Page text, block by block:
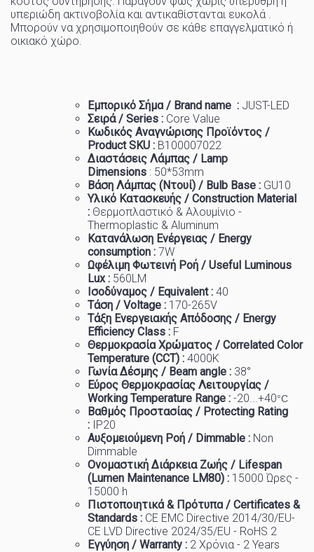
υπεριώδη ακτινοβολία και αντικαθίστανται ευκολά .
Μπορούν να χρησιμοποιηθούν σε κάθε επαγγελματικό ή
οικιακό χώρo.
Εμπορικό Σήμα / Brand name : JUST-LED
Σειρά / Series : Core Value
Κωδικός Αναγνώρισης Προϊόντος /
Product SKU : B100007022
Διαστάσεις Λάμπας / Lamp
Dimensions : 50*53mm
Βάση Λάμπας (Ντουί) / Bulb Base : GU10
Υλικό Κατασκευής / Construction Material
: Θερμοπλαστικό & Αλουμίνιο -
Thermoplastic & Aluminum
Κατανάλωση Ενέργειας / Energy
consumption : 7W
Ωφέλιμη Φωτεινή Ροή / Useful Luminous
Lux : 560LM
Ισοδύναμος / Equivalent : 40
Τάση / Voltage : 170-265V
Τάξη Ενεργειακής Απόδοσης / Energy
Efficiency Class : F
Θερμοκρασία Χρώματος / Correlated Color
Temperature (CCT) : 4000K
Γωνία Δέσμης / Beam angle : 38°
Εύρος Θερμοκρασίας Λειτουργίας /
Working Temperature Range : -20...+40°C
Βαθμός Προστασίας / Protecting Rating
: IP20
Αυξομειούμενη Ροή / Dimmable : Non
Dimmable
Ονομαστική Διάρκεια Ζωής / Lifespan
(Lumen Maintenance LM80) : 1 5000 Ώρες -
15000 h
Πιστοποιητικά & Πρότυπα / Certificates &
Standards : CE EMC Directive 2014/30/EU-
CE LVD Directive 2024/35/EU - RoHS 2
Εγγύηση / Warranty : 2 Χρόνια - 2 Years